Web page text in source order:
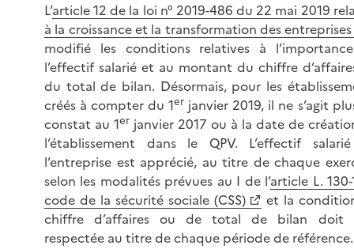
L’article 12 de la loi n° 2019-486 du 22 mai 2019
à la croissance et la transformation des entreprises
modifié les conditions relatives à
l’effectif salarié et au montant du chiffre
du total de bilan. Désormais, pour les
créés à compter du 1er janvier 2019, il ne s’agit
constat au 1erjanvier 2017 ou à la date de
l’établissement dans le QPV. L’effectif
l’entreprise est apprécié, au titre de chaque
selon les modalités prévues au I de l’article L.
code de la sécurité sociale (CSS)
et la
chiffre d’affaires ou de total de bilan doit
respectée au titre de chaque période de référence.